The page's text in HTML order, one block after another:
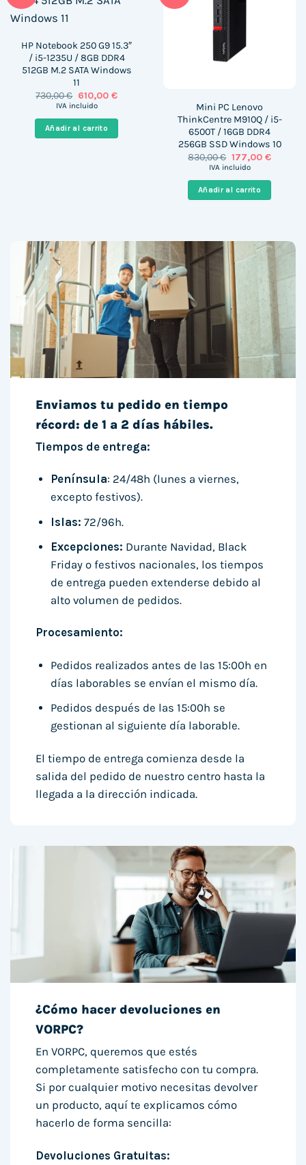
HP Notebook 250 G9 15.3″
/ i5-1235U / 8GB DDR4
512GB M.2 SATA Windows
11
730,00€ El
precio
era:
730,00 €.
610,00 €El
es:
IVA incluido
Añadir al carrito
Mini PC Lenovo
ThinkCentre M910Q / i5-
6500T / 16GB DDR4
256GB SSD Windows 10
830,00€ El
precio
era:
830,00 €.
177,00 €El
es:
IVA incluido
Añadir al carrito
Enviamos tu pedido en tiempo
récord: de 1 a 2 días hábiles.
Tiempos de entrega:
Península: 24/48h (lunes a viernes,
excepto festivos).
Islas: 72/96h.
Excepciones: Durante Navidad, Black
Friday o festivos nacionales, los tiempos
de entrega pueden extenderse debido al
alto volumen de pedidos.
Procesamiento:
Pedidos realizados antes de las 15:00h en
días laborables se envían el mismo día.
Pedidos después de las 15:00h se
gestionan al siguiente día laborable.
El tiempo de entrega comienza desde la
salida del pedido de nuestro centro hasta la
llegada a la dirección indicada.
¿Cómo hacer devoluciones en
VORPC?
En VORPC, queremos que estés
completamente satisfecho con tu compra.
Si por cualquier motivo necesitas devolver
un producto, aquí te explicamos cómo
hacerlo de forma sencilla:
Devoluciones Gratuitas: